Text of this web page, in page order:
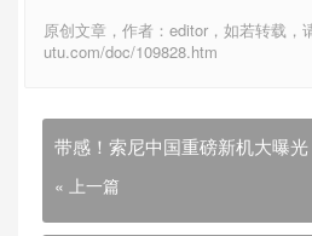
原创文章，作者：editor，如若转载，
utu.com/doc/109828.htm
带感！索尼中国重磅新机大曝
« 上一篇